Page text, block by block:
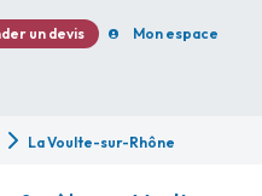
un devis Mon espace
La Voulte-sur-Rhône